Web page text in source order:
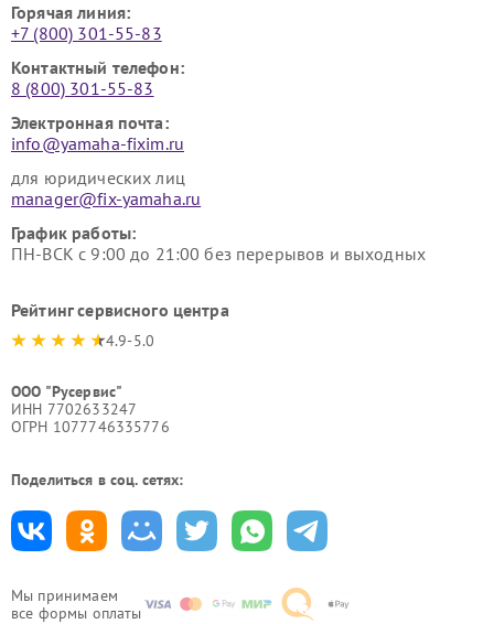
Мы принимаем
все формы оплаты
Горячая линия:
+7 (800) 301-55-83
Контактный телефон:
8 (800) 301-55-83
Электронная почта:
info@yamaha-fixim.ru
для юридических лиц
manager@fix-yamaha.ru
График работы:
ПН-ВСК с 9:00 до 21:00 без перерывов и выходных
Рейтинг сервисного центра
4.9-5.0
ООО "Русервис"
ИНН 7702633247
ОГРН 1077746335776
Поделиться в соц. сетях: